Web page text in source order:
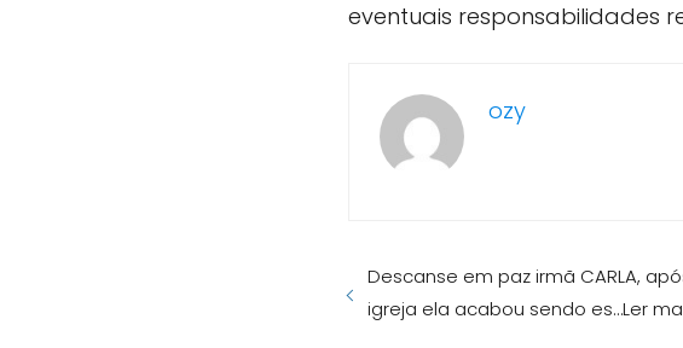
eventuais responsabilidades
ozy
Descanse em paz irmã CARLA,
igreja ela acabou sendo es…Ler